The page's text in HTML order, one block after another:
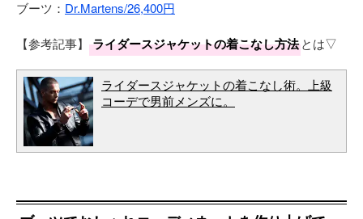
ブーツ： Dr.Martens/26,400円
【参考記事】 ライダースジャケットの着こなし方法とは▽
ライダースジャケットの着こなし術。上級
コーデで男前メンズに。